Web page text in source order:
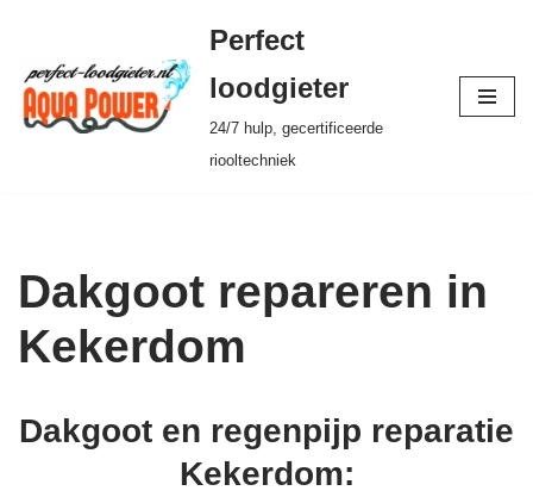
Ga
naar
de
Perfect
loodgieter
24/7 hulp, gecertificeerde
riooltechniek
Dakgoot repareren in
Kekerdom
Dakgoot en regenpijp reparatie
Kekerdom: